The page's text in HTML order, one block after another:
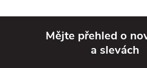
Mějte přehled o
a slevách